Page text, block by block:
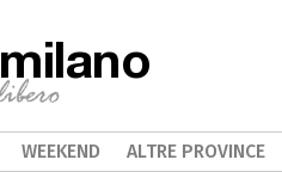
milano
WEEKEND ALTRE PROVINCE